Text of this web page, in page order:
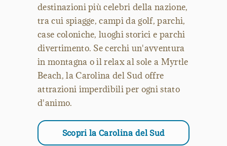
destinazioni più celebri della nazione,
tra cui spiagge, campi da golf, parchi,
case coloniche, luoghi storici e parchi
divertimento. Se cerchi un'avventura
in montagna o il relax al sole a Myrtle
Beach, la Carolina del Sud offre
attrazioni imperdibili per ogni stato
d'animo.
Scopri la Carolina del Sud